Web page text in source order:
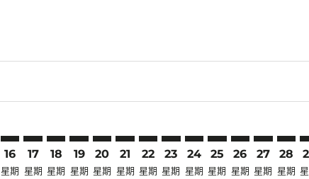
16
星期
17
星期
18
星期
19
星期
20
星期
21
星期
KIX–CEI: cmp-view-offers-
22
星期
KIX–CEI: cmp-view-offers-
23
星期
KIX–CEI: cmp-view-
24
星期
KIX–CEI: cmp-
25
星期
KIX–CEI:
26
星期
KIX–CEI:
27
星期
28
星期